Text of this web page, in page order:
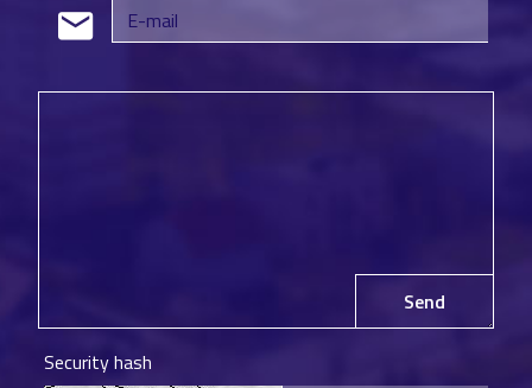
Send
Security hash